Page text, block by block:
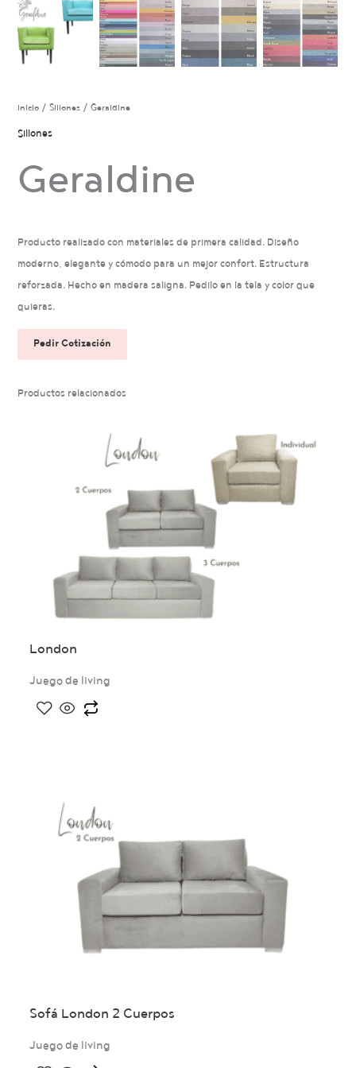
Inicio /Sillones / Geraldine
Sillones
Geraldine
Producto realizado con materiales de primera calidad. Diseño
moderno, elegante y cómodo para un mejor confort. Estructura
reforzada. Hecho en madera saligna. Pedilo en la tela y color que
quieras.
Pedir Cotización
Productos relacionados
London
Juego de living
Sofá London 2 Cuerpos
Juego de living